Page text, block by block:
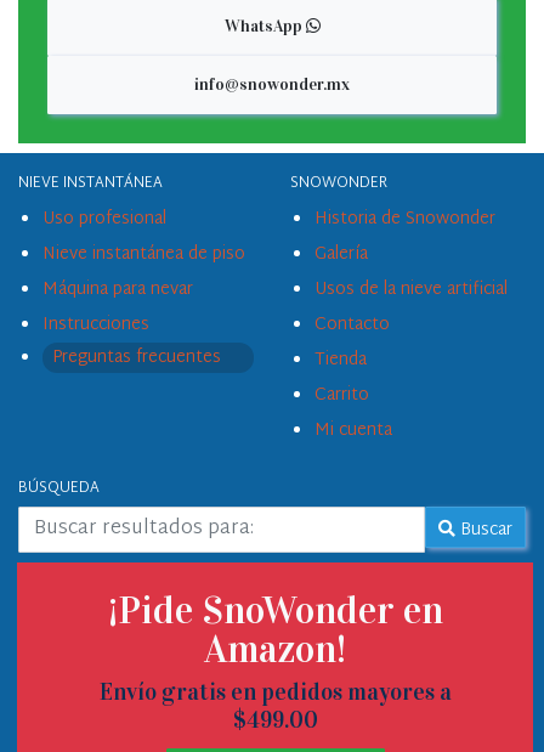
WhatsApp
info@snowonder.mx
¡Pide SnoWonder en
Amazon!
Envío gratis en pedidos mayores a
$499.00
NIEVE INSTANTÁNEA
Uso profesional
Nieve instantánea de piso
Máquina para nevar
Instrucciones
Preguntas frecuentes
SNOWONDER
Historia de Snowonder
Galería
Usos de la nieve artificial
Contacto
Tienda
Carrito
Mi cuenta
BÚSQUEDA
Buscar en este sitio: %s Buscar